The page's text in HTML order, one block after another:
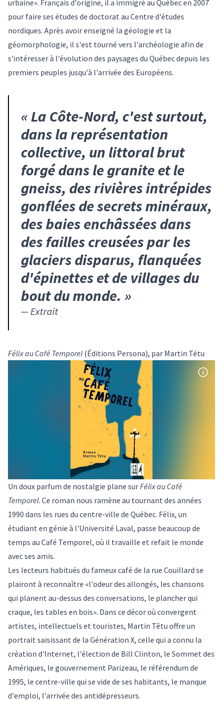
urbaine». Français d'origine, il a immigré au Québec en 2007
pour faire ses études de doctorat au Centre d'études
nordiques. Après avoir enseigné la géologie et la
géomorphologie, il s'est tourné vers l'archéologie afin de
s'intéresser à l'évolution des paysages du Québec depuis les
premiers peuples jusqu'à l'arrivée des Européens.
« La Côte-Nord, c'est surtout,
dans la représentation
collective, un littoral brut
forgé dans le granite et le
gneiss, des rivières intrépides
gonflées de secrets minéraux,
des baies enchâssées dans
des failles creusées par les
glaciers disparus, flanquées
d'épinettes et de villages du
bout du monde. »
—Extrait
Félix au Café Temporel (Éditions Persona), par Martin Tétu
Un doux parfum de nostalgie plane surFélix au Café
Temporel. Ce roman nous ramène au tournant des années
1990 dans les rues du centre-ville de Québec. Félix, un
étudiant en génie à l'Université Laval, passe beaucoup de
temps au Café Temporel, où il travaille et refait le monde
avec ses amis.
Les lecteurs habitués du fameux café de la rue Couillard se
plairont à reconnaître «l'odeur des allongés, les chansons
qui planent au-dessus des conversations, le plancher qui
craque, les tables en bois». Dans ce décor où convergent
artistes, intellectuels et touristes, Martin Têtu offre un
portrait saisissant de la Génération X, celle qui a connu la
création d'Internet, l'élection de Bill Clinton, le Sommet des
Amériques, le gouvernement Parizeau, le référendum de
1995, le centre-ville qui se vide de ses habitants, le manque
d'emploi, l'arrivée des antidépresseurs.